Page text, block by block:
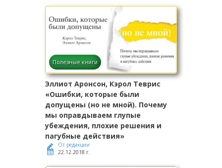
Полезные книги
Эллиот Аронсон, Кэрол Теврис
«Ошибки, которые были
допущены (но не мной). Почему
мы оправдываем глупые
убеждения, плохие решения и
пагубные действия»
От редакции
22.12.2018 г.